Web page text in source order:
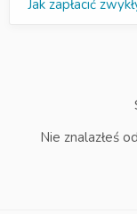
Jak zapłacić
Nie znalazłeś